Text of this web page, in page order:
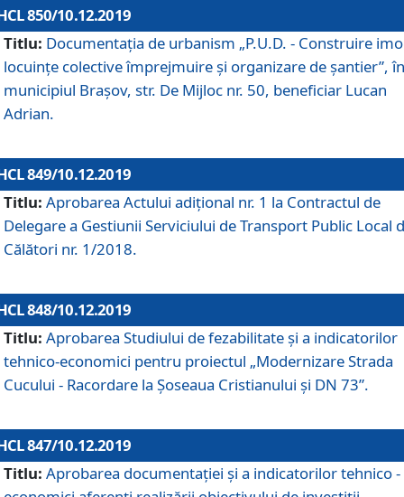
850/10.12.2019
Titlu: Documentaţia de urbanism „P.U.D. - Construire
locuințe colective împrejmuire și organizare de șantier”, în
municipiul Braşov, str. De Mijloc nr. 50, beneficiar Lucan
Adrian.
849/10.12.2019
Titlu: Aprobarea Actului adiţional nr. 1 la Contractul de
Delegare a Gestiunii Serviciului de Transport Public Local
Călători nr. 1/2018.
848/10.12.2019
Titlu: Aprobarea Studiului de fezabilitate şi a indicatorilor
tehnico-economici pentru proiectul „Modernizare Strada
Cucului - Racordare la Șoseaua Cristianului și DN 73”.
847/10.12.2019
Titlu: Aprobarea documentației și a indicatorilor tehnico -